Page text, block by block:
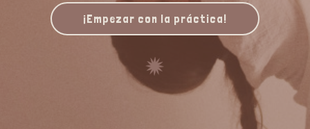
¡Empezar con la práctica!